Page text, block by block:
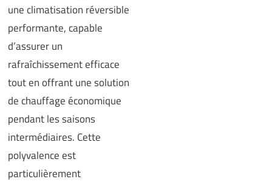
une climatisation réversible
performante, capable
d’assurer un
rafraîchissement efficace
tout en offrant une solution
de chauffage économique
pendant les saisons
intermédiaires. Cette
polyvalence est
particulièrement